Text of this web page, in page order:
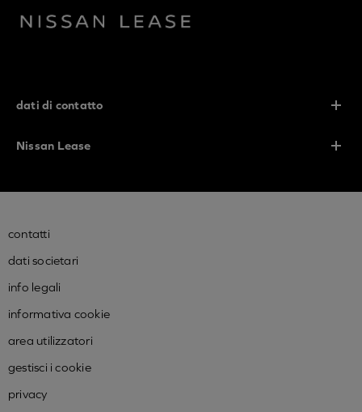
dati di contatto
Nissan Lease
contatti
dati societari
info legali
informativa cookie
area utilizzatori
gestisci i cookie
privacy